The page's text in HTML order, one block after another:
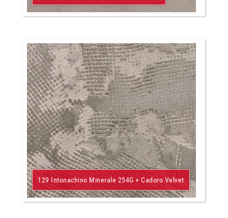
129 Intonachino Minerale 254G + Cadoro Velvet